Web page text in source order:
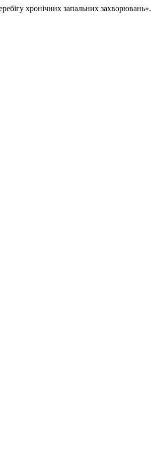
хронічних запальних захворювань».